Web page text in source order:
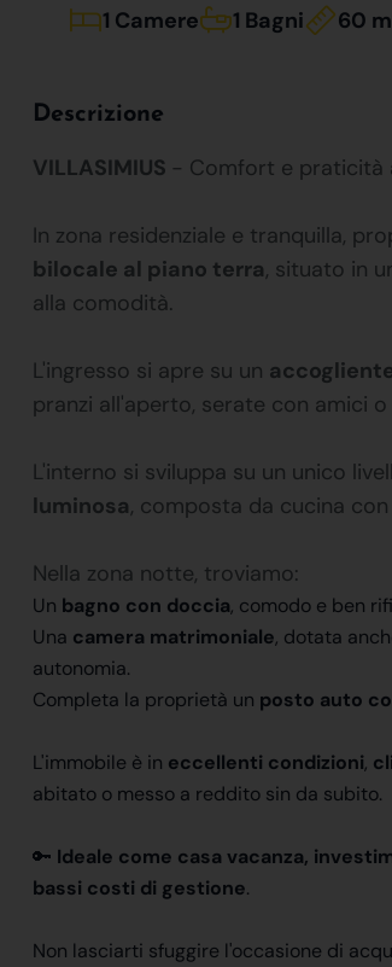
1 Camere 1 Bagni 60 m
Descrizione
VILLASIMIUS - Comfort e praticità
In zona residenziale e tranquilla,
bilocale al piano terra, situato in
alla comodità.
L'ingresso si apre su un
pranzi all'aperto, serate con amici
L'interno si sviluppa su un unico
luminosa, composta da cucina
Nella zona notte, troviamo:
Un bagno con doccia, comodo e ben
Una camera matrimoniale, dotata
autonomia.
Completa la proprietà un posto auto
L'immobile è in eccellenti condizioni,
abitato o messo a reddito sin da subito.
🔑 Ideale come casa vacanza,
bassi costi di gestione.
Non lasciarti sfuggire l'occasione di